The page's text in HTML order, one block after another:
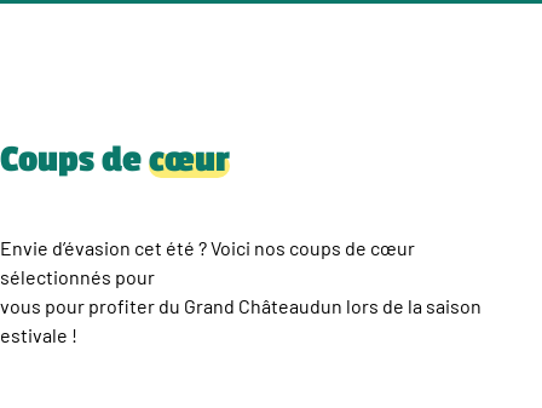
Coups decœur
Envie d’évasion cet été ? Voici nos coups de cœur
sélectionnés pour
vous pour profiter du Grand Châteaudun lors de la saison
estivale !